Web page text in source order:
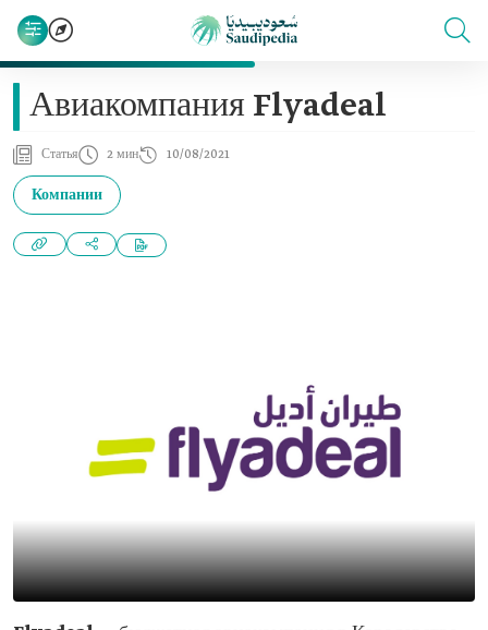
Авиакомпания Flyadeal
Статья 2 мин 10/08/2021
Компании